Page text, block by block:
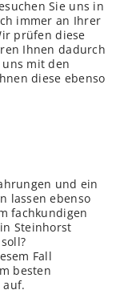
Sie uns in
immer an Ihrer
prüfen diese
Ihnen dadurch
mit den
diese ebenso
und ein
lassen ebenso
fachkundigen
Steinhorst
Fall
besten
auf.